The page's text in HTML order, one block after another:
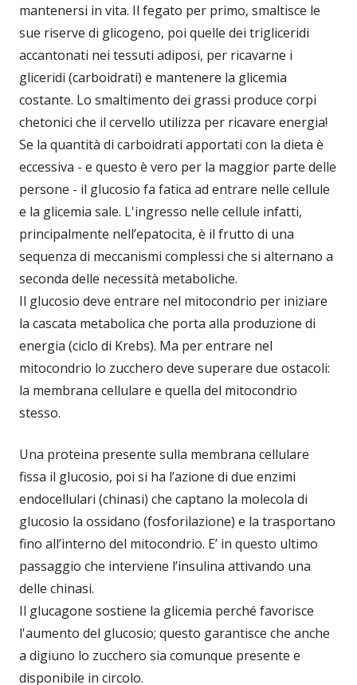
mantenersi in vita. Il fegato per primo, smaltisce le
sue riserve di glicogeno, poi quelle dei trigliceridi
accantonati nei tessuti adiposi, per ricavarne i
gliceridi (carboidrati) e mantenere la glicemia
costante. Lo smaltimento dei grassi produce corpi
chetonici che il cervello utilizza per ricavare energia!
Se la quantità di carboidrati apportati con la dieta è
eccessiva - e questo è vero per la maggior parte delle
persone - il glucosio fa fatica ad entrare nelle cellule
e la glicemia sale. L'ingresso nelle cellule infatti,
principalmente nell’epatocita, è il frutto di una
sequenza di meccanismi complessi che si alternano a
seconda delle necessità metaboliche.
Il glucosio deve entrare nel mitocondrio per iniziare
la cascata metabolica che porta alla produzione di
energia (ciclo di Krebs). Ma per entrare nel
mitocondrio lo zucchero deve superare due ostacoli:
la membrana cellulare e quella del mitocondrio
stesso.
Una proteina presente sulla membrana cellulare
fissa il glucosio, poi si ha l’azione di due enzimi
endocellulari (chinasi) che captano la molecola di
glucosio la ossidano (fosforilazione) e la trasportano
fino all’interno del mitocondrio. E’ in questo ultimo
passaggio che interviene l’insulina attivando una
delle chinasi.
Il glucagone sostiene la glicemia perché favorisce
l'aumento del glucosio; questo garantisce che anche
a digiuno lo zucchero sia comunque presente e
disponibile in circolo.